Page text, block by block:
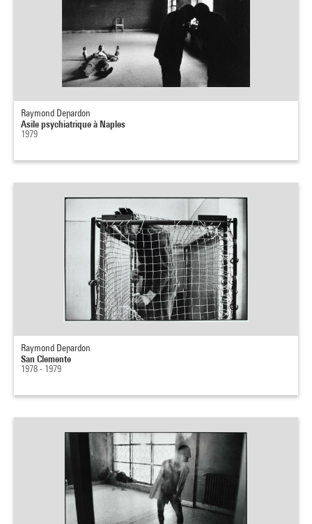
Raymond Depardon
Asile psychiatrique à Naples
1979
Raymond Depardon
San Clemente
1978 - 1979